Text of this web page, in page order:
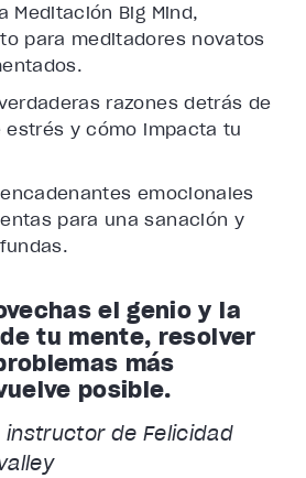
Meditación Big Mind,
para meditadores novatos
razones detrás de
estrés y cómo impacta tu
emocionales
para una sanación y
el genio y la
tu mente, resolver
más
posible.
instructor de Felicidad